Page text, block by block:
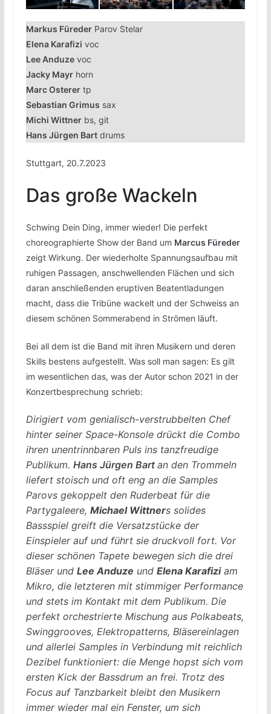
Markus FürederParov Stelar
Elena Karafizi voc
Lee Anduzevoc
Jacky Mayrhorn
Marc Osterertp
Sebastian Grimus sax
Michi Wittnerbs, git
Hans Jürgen Bartdrums
Stuttgart, 20.7.2023
Das große Wackeln
Schwing Dein Ding, immer wieder! Die perfekt
choreographierte Show der Band um Marcus Füreder
zeigt Wirkung. Der wiederholte Spannungsaufbau mit
ruhigen Passagen, anschwellenden Flächen und sich
daran anschließenden eruptiven Beatentladungen
macht, dass die Tribüne wackelt und der Schweiss an
diesem schönen Sommerabend in Strömen läuft.
Bei all dem ist die Band mit ihren Musikern und deren
Skills bestens aufgestellt. Was soll man sagen: Es gilt
im wesentlichen das, was der Autor schon 2021 in der
Konzertbesprechung schrieb:
Dirigiert vom genialisch-verstrubbelten Chef
hinter seiner Space-Konsole drückt die Combo
ihren unentrinnbaren Puls ins tanzfreudige
Publikum. Hans Jürgen Bart an den Trommeln
liefert stoisch und oft eng an die Samples
Parovs gekoppelt den Ruderbeat für die
Partygaleere, Michael Wittners solides
Bassspiel greift die Versatzstücke der
Einspieler auf und führt sie druckvoll fort. Vor
dieser schönen Tapete bewegen sich die drei
Bläser und Lee Anduze und Elena Karafizi am
Mikro, die letzteren mit stimmiger Performance
und stets im Kontakt mit dem Publikum. Die
perfekt orchestrierte Mischung aus Polkabeats,
Swinggrooves, Elektropatterns, Bläsereinlagen
und allerlei Samples in Verbindung mit reichlich
Dezibel funktioniert: die Menge hopst sich vom
ersten Kick der Bassdrum an frei. Trotz des
Focus auf Tanzbarkeit bleibt den Musikern
immer wieder mal ein Fenster, um sich